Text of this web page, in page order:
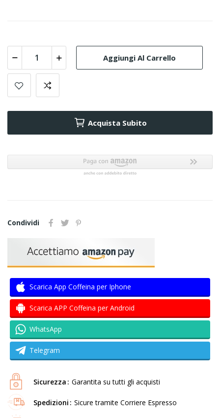
Aggiungi Al Carrello
Acquista Subito
Condividi
Scarica App Coffeina per Iphone
Scarica APP Coffeina per Android
WhatsApp
Telegram
Sicurezza Garantita su tutti gli acquisti
Spedizioni Sicure tramite Corriere Espresso